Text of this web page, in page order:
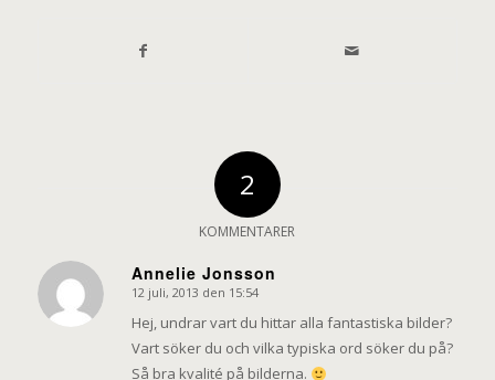
2
KOMMENTARER
Annelie Jonsson
says:
12 juli, 2013 den 15:54
Hej, undrar vart du hittar alla fantastiska bilder?
Vart söker du och vilka typiska ord söker du på?
Så bra kvalité på bilderna.